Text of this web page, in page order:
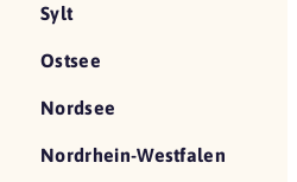
Sylt
Ostsee
Nordsee
Nordrhein-Westfalen